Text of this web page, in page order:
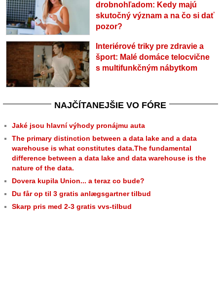
drobnohľadom: Kedy majú
skutočný význam a na čo si dať
pozor?
Interiérové triky pre zdravie a
šport: Malé domáce telocvične
s multifunkčným nábytkom
NAJČÍTANEJŠIE VO FÓRE
Jaké jsou hlavní výhody pronájmu auta
The primary distinction between a data lake and a data
warehouse is what constitutes data.The fundamental
difference between a data lake and data warehouse is the
nature of the data.
Dovera kupila Union... a teraz co bude?
Du får op til 3 gratis anlægsgartner tilbud
Skarp pris med 2-3 gratis vvs-tilbud